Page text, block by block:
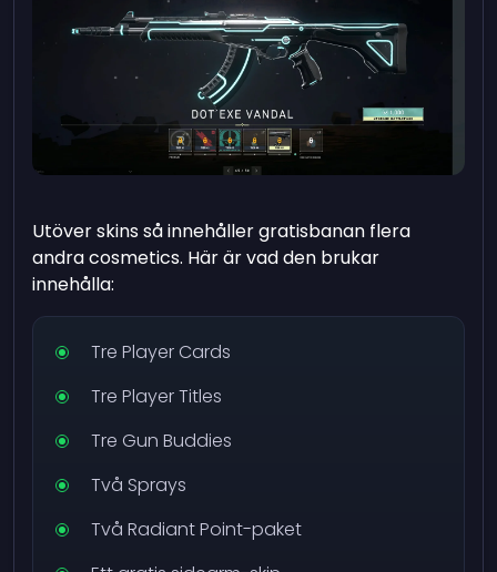
Utöver skins så innehåller gratisbanan flera
andra cosmetics. Här är vad den brukar
innehålla:
Tre Player Cards
Tre Player Titles
Tre Gun Buddies
Två Sprays
Två Radiant Point-paket